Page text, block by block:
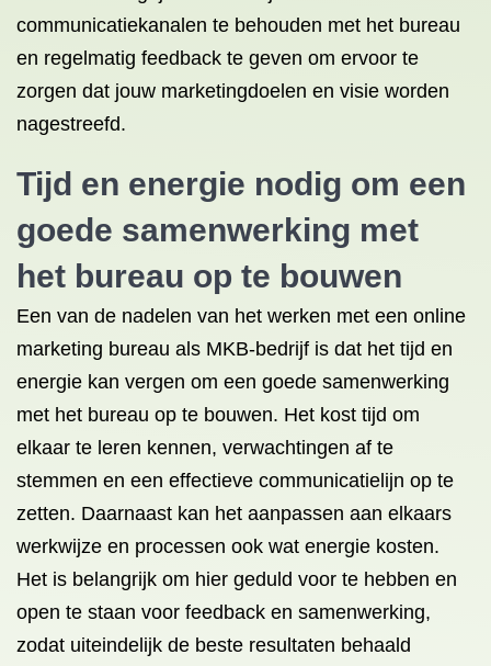
communicatiekanalen te behouden met het bureau
en regelmatig feedback te geven om ervoor te
zorgen dat jouw marketingdoelen en visie worden
nagestreefd.
Tijd en energie nodig om een
goede samenwerking met
het bureau op te bouwen
Een van de nadelen van het werken met een online
marketing bureau als MKB-bedrijf is dat het tijd en
energie kan vergen om een goede samenwerking
met het bureau op te bouwen. Het kost tijd om
elkaar te leren kennen, verwachtingen af te
stemmen en een effectieve communicatielijn op te
zetten. Daarnaast kan het aanpassen aan elkaars
werkwijze en processen ook wat energie kosten.
Het is belangrijk om hier geduld voor te hebben en
open te staan voor feedback en samenwerking,
zodat uiteindelijk de beste resultaten behaald